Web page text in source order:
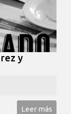
y
Leer más